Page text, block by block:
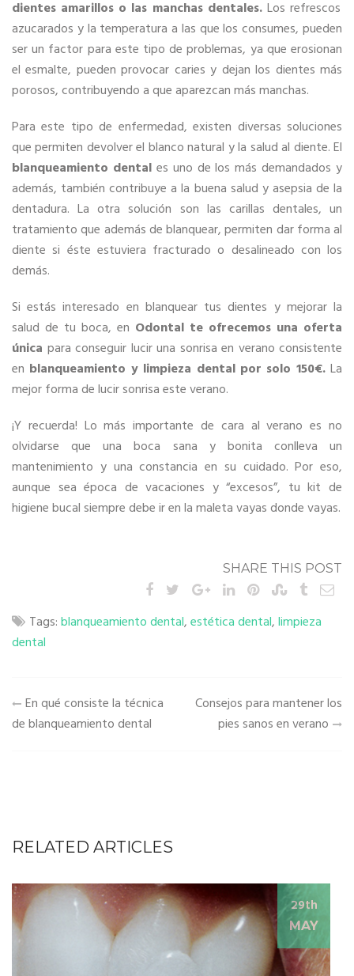
dientes amarillos o las manchas dentales.Los refrescos
azucarados y la temperatura a las que los consumes, pueden
ser un factor para este tipo de problemas, ya que erosionan
el esmalte, pueden provocar caries y dejan los dientes más
porosos, contribuyendo a que aparezcan más manchas.
Para este tipo de enfermedad, existen diversas soluciones
que permiten devolver el blanco natural y la salud al diente. El
blanqueamiento dentales uno de los más demandados y
además, también contribuye a la buena salud y asepsia de la
dentadura. La otra solución son las carillas dentales, un
tratamiento que además de blanquear, permiten dar forma al
diente si éste estuviera fracturado o desalineado con los
demás.
Si estás interesado en blanquear tus dientes y mejorar la
salud de tu boca, en Odontal te ofrecemos una oferta
única para conseguir lucir una sonrisa en verano consistente
en blanqueamiento y limpieza dental por solo 150€.La
mejor forma de lucir sonrisa este verano.
¡Y recuerda! Lo más importante de cara al verano es no
olvidarse que una boca sana y bonita conlleva un
mantenimiento y una constancia en su cuidado. Por eso,
aunque sea época de vacaciones y “excesos”, tu kit de
higiene bucal siempre debe ir en la maleta vayas donde vayas.
SHARE THIS POST
Tags:blanqueamiento dental,estética dental,limpieza
dental
Navegación
entradas
En qué consiste la técnica
de blanqueamiento dental
Consejos para mantener los
pies sanos en verano
RELATED ARTICLES
29th
MAY